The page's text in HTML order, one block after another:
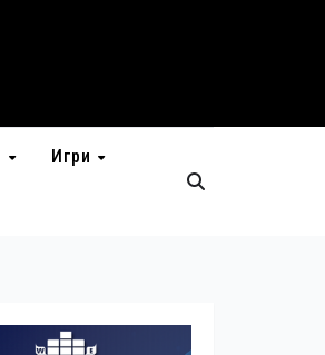
Игри